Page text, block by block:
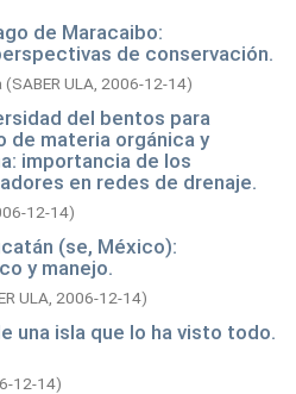
de Maracaibo:
de conservación.
(SABER ULA, 2006-12-14)
del bentos para
de materia orgánica y
importancia de los
en redes de drenaje.
12-14)
(se, México):
y manejo.
ULA, 2006-12-14)
una isla que lo ha visto todo.
12-14)